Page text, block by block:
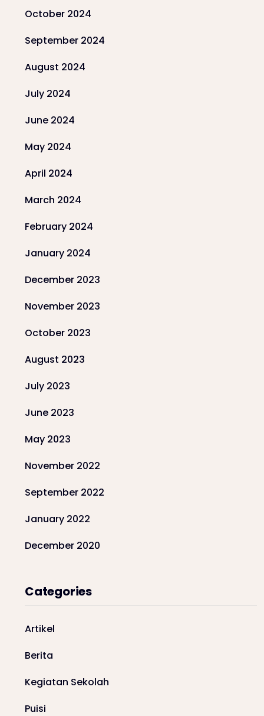
October 2024
September 2024
August 2024
July 2024
June 2024
May 2024
April 2024
March 2024
February 2024
January 2024
December 2023
November 2023
October 2023
August 2023
July 2023
June 2023
May 2023
November 2022
September 2022
January 2022
December 2020
Categories
Artikel
Berita
Kegiatan Sekolah
Puisi